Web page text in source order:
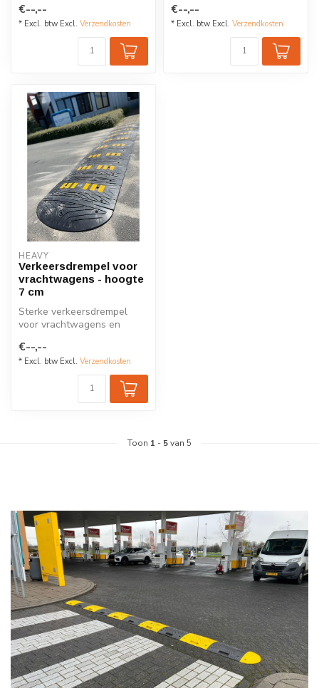
€--,--
* Excl. btw Excl. Verzendkosten
voertuigen. Gemaa...
€--,--
* Excl. btw Excl. Verzendkosten
HEAVY
Verkeersdrempel voor
vrachtwagens - hoogte
7 cm
Sterke verkeersdrempel
voor vrachtwagens en
voertuigen. Gemaa...
€--,--
* Excl. btw Excl. Verzendkosten
Toon 1 - 5van 5